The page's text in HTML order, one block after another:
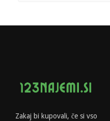
Zakaj bi kupovali, če si vso